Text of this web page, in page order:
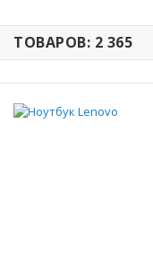
ТОВАРОВ: 2 365